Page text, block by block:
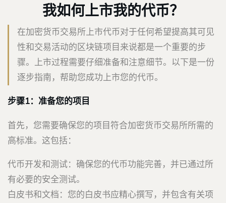
我如何上市我的代币？
在加密货币交易所上市代币对于任何希望提高其可见
性和交易活动的区块链项目来说都是一个重要的步
骤。上市过程需要仔细准备和注意细节。以下是一份
逐步指南，帮助您成功上市您的代币。
步骤1：准备您的项目
首先，您需要确保您的项目符合加密货币交易所所需的
高标准。这包括：
代币开发和测试：确保您的代币功能完善，并已通过所
有必要的安全测试。
白皮书和文档：您的白皮书应精心撰写，并包含有关项